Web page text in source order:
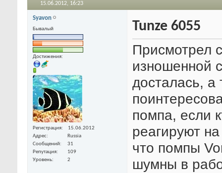
15.06.2012, 16:23
Syavon
Бывалый
Достижения:
Регистрация
15.06.2012
Адрес
Russia
Сообщений
31
Репутация
109
Уровень
2
Tunze 6055
Присмотрел
изношенной
досталась,
помпа, если
реагируют
что помпы
шумны в